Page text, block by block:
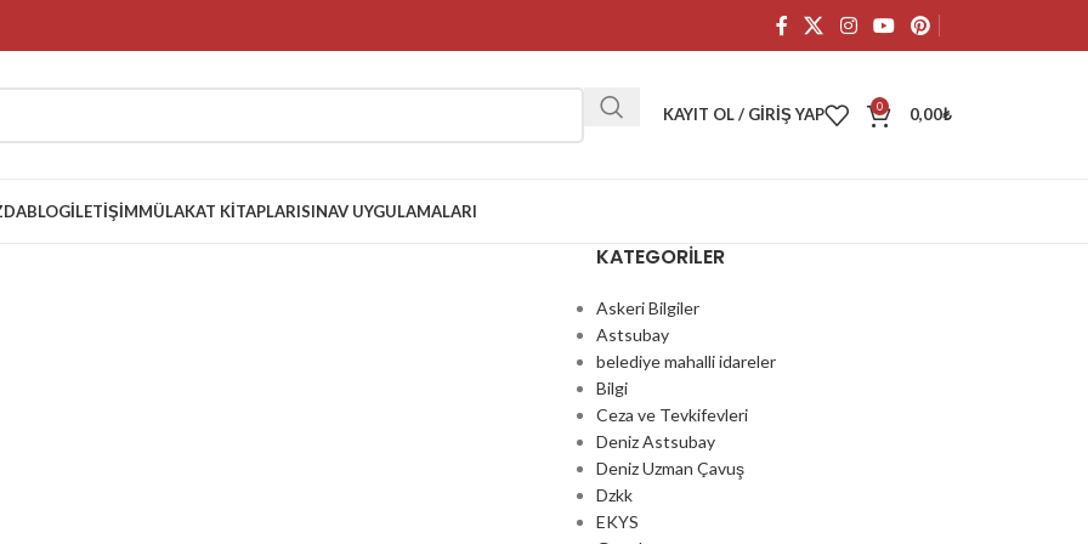
KAYIT OL / GIRIŞ YAP 0 0,00₺
BLOGİLETIŞIMMÜLAKAT KITAPLARISINAV UYGULAMALARI
KATEGORILER
Askeri Bilgiler
Astsubay
belediye mahalli idareler
Bilgi
Ceza ve Tevkifevleri
Deniz Astsubay
Deniz Uzman Çavuş
Dzkk
EKYS